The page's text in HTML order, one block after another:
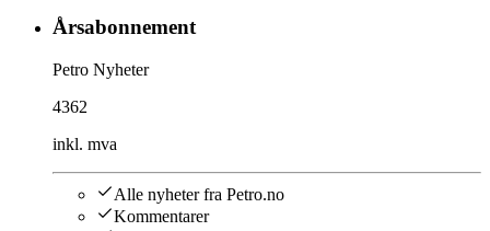
Årsabonnement
Petro Nyheter
4362
inkl. mva
Alle nyheter fra Petro.no
Kommentarer